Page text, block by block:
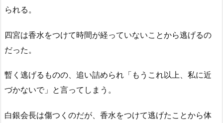
られる。
四宮は香水をつけて時間が経っていないことから逃げるの
だった。
暫く逃げるものの、追い詰められ「もうこれ以上、私に近
づかないで」と言ってしまう。
白銀会長は傷つくのだが、香水をつけて逃げたことから体